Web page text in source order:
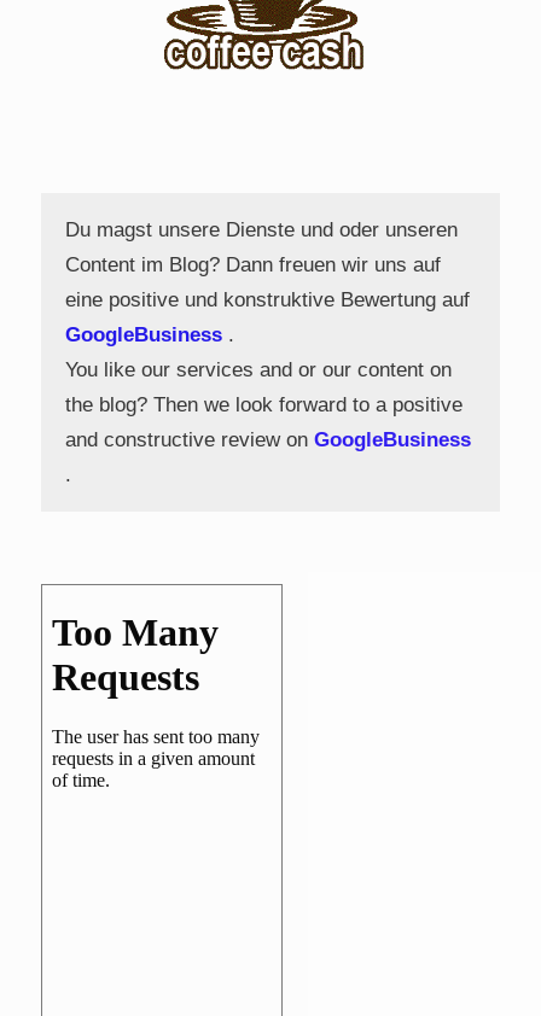
Du magst unsere Dienste und oder unseren
Content im Blog? Dann freuen wir uns auf
eine positive und konstruktive Bewertung auf
GoogleBusiness .
You like our services and or our content on
the blog? Then we look forward to a positive
and constructive review on GoogleBusiness
.